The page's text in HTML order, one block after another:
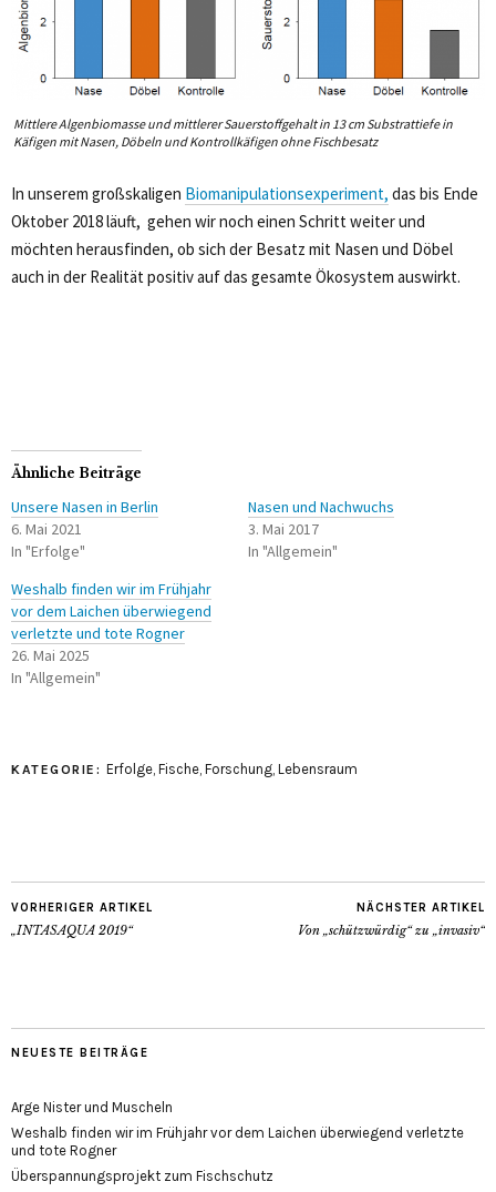
Mittlere Algenbiomasse und mittlerer Sauerstoffgehalt in 13 cm Substrattiefe in
Käfigen mit Nasen, Döbeln und Kontrollkäfigen ohne Fischbesatz
In unserem großskaligen Biomanipulationsexperiment, das bis Ende
Oktober 2018 läuft, gehen wir noch einen Schritt weiter und
möchten herausfinden, ob sich der Besatz mit Nasen und Döbel
auch in der Realität positiv auf das gesamte Ökosystem auswirkt.
Ähnliche Beiträge
Unsere Nasen in Berlin
6. Mai 2021
In "Erfolge"
Nasen und Nachwuchs
3. Mai 2017
In "Allgemein"
Weshalb finden wir im Frühjahr
vor dem Laichen überwiegend
verletzte und tote Rogner
26. Mai 2025
In "Allgemein"
KATEGORIE: Erfolge, Fische, Forschung, Lebensraum
VORHERIGER ARTIKEL
„INTASAQUA 2019“
NÄCHSTER ARTIKEL
Von „schützwürdig“ zu „invasiv“
NEUESTE BEITRÄGE
Arge Nister und Muscheln
Weshalb finden wir im Frühjahr vor dem Laichen überwiegend verletzte
und tote Rogner
Überspannungsprojekt zum Fischschutz